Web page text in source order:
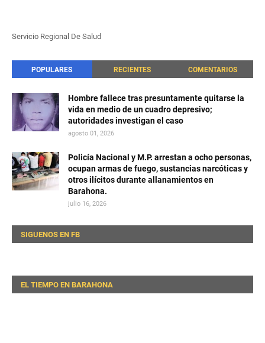
Servicio Regional De Salud
POPULARES RECIENTES COMENTARIOS
Hombre fallece tras presuntamente quitarse la
vida en medio de un cuadro depresivo;
autoridades investigan el caso
agosto 01, 2026
Policía Nacional y M.P. arrestan a ocho personas,
ocupan armas de fuego, sustancias narcóticas y
otros ilícitos durante allanamientos en
Barahona.
julio 16, 2026
SIGUENOS EN FB
EL TIEMPO EN BARAHONA